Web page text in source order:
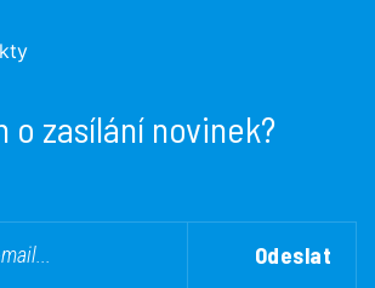
o zasílání novinek?
Odeslat